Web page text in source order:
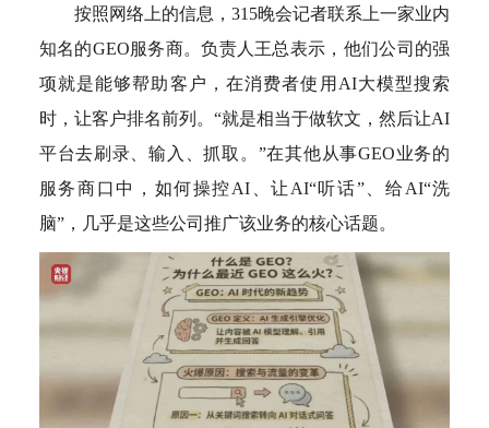
按照网络上的信息，315晚会记者联系上一家业内
知名的GEO服务商。负责人王总表示，他们公司的强
项就是能够帮助客户，在消费者使用AI大模型搜索
时，让客户排名前列。“就是相当于做软文，然后让AI
平台去刷录、输入、抓取。”在其他从事GEO业务的
服务商口中，如何操控AI、让AI“听话”、给AI“洗
脑”，几乎是这些公司推广该业务的核心话题。